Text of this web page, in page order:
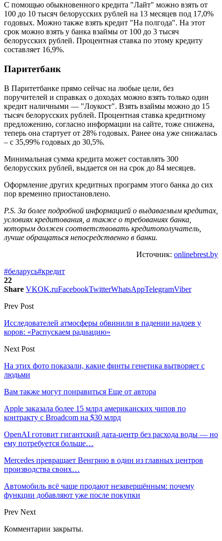
С помощью обыкновенного кредита "Лайт" можно взять от
100 до 10 тысяч белорусских рублей на 13 месяцев под 17,0%
годовых. Можно также взять кредит "На полгода". На этот
срок можно взять у банка взаймы от 100 до 3 тысяч
белорусских рублей. Процентная ставка по этому кредиту
составляет 16,9%.
Паритетбанк
В Паритетбанке прямо сейчас на любые цели, без
поручителей и справках о доходах можно взять только один
кредит наличными — "Лоукост". Взять взаймы можно до 15
тысяч белорусских рублей. Процентная ставка кредитному
предложению, согласно информации на сайте, тоже снижена,
теперь она стартует от 28% годовых. Ранее она уже снижалась
– с 35,99% годовых до 30,5%.
Минимальная сумма кредита может составлять 300
белорусских рублей, выдается он на срок до 84 месяцев.
Оформление других кредитных программ этого банка до сих
пор временно приостановлено.
P.S. За более подробной информацией о выдаваемым кредитах,
условиях кредитования, а также о требованиях банка,
которым должен соответствовать кредитополучатель,
лучше обращаться непосредственно в банки.
Источник: onlinebrest.by
#беларусь#кредит
22
Share VKOK.ruFacebookTwitterWhatsAppTelegramViber
Prev Post
Исследователей атмосферы обвинили в падении надоев у
коров: «Распускаем радиацию»
Next Post
На этих фото показали, какие финты генетика вытворяет с
людьми
Вам также могут понравиться Еще от автора
Apple заказала более 15 млрд американских чипов по
контракту с Broadcom на $30 млрд
OpenAI готовит гигантский дата-центр без расхода воды — но
ему потребуется больше…
Mercedes превращает Венгрию в один из главных центров
производства своих…
Автомобиль всё чаще продают незавершённым: почему
функции добавляют уже после покупки
Prev Next
Комментарии закрыты.